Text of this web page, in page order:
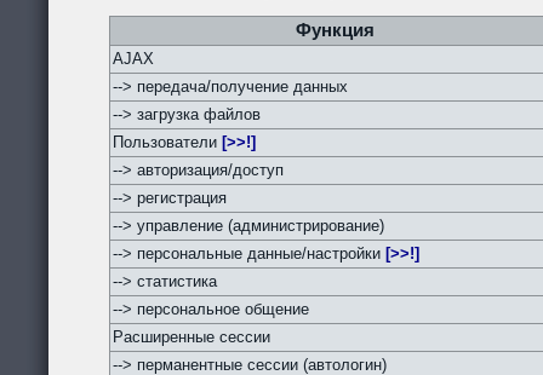
Функция
AJAX
--> передача/получение данных
--> загрузка файлов
Пользователи [>>!]
--> авторизация/доступ
--> регистрация
--> управление (администрирование)
--> персональные данные/настройки [>>!]
--> статистика
--> персональное общение
Расширенные сессии
--> перманентные сессии (автологин)